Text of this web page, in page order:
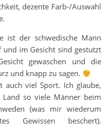
dezente Farb-/Auswahl
ist der schwedische Mann
und im Gesicht sind gestutzt
gewaschen und die
und knapp zu sagen.
auch viel Sport. Ich glaube,
so viele Männer beim
(was mir wiederum
Gewissen beschert).